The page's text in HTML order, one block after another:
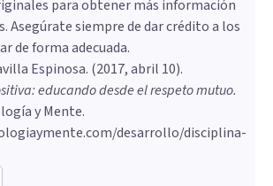
para obtener más información
Asegúrate siempre de dar crédito a los
de forma adecuada.
Espinosa. (2017, abril 10).
educando desde el respeto mutuo.
y Mente.
desarrollo/disciplina-